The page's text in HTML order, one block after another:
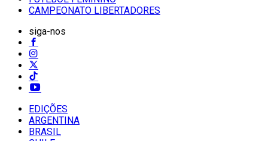
CAMPEONATO LIBERTADORES
siga-nos
EDIÇÕES
ARGENTINA
BRASIL